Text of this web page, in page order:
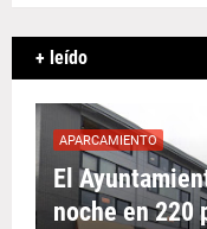
+ leído
APARCAMIENTO
El
noche en 220